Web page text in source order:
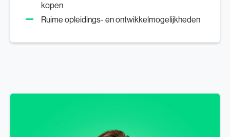
kopen
Ruime opleidings- en ontwikkelmogelijkheden